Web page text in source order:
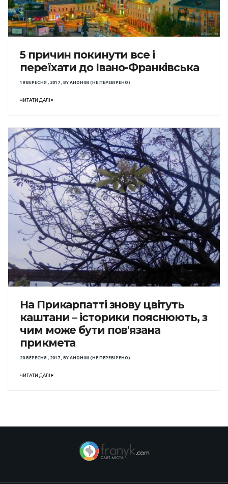
5 причин покинути все і
переїхати до Івано-Франківська
19 ВЕРЕСНЯ , 2017,BYАНОНІМ (НЕ ПЕРЕВІРЕНО)
ЧИТАТИ ДАЛІ
На Прикарпатті знову цвітуть
каштани – історики пояснюють, з
чим може бути пов'язана
прикмета
20 ВЕРЕСНЯ , 2017,BYАНОНІМ (НЕ ПЕРЕВІРЕНО)
ЧИТАТИ ДАЛІ